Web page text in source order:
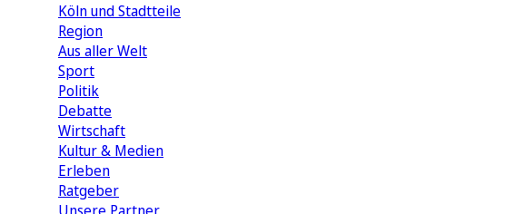
Köln und Stadtteile
Region
Aus aller Welt
Sport
Politik
Debatte
Wirtschaft
Kultur & Medien
Erleben
Ratgeber